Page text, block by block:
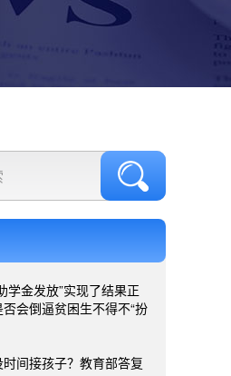
学金发放”实现了结果正
否会倒逼贫困生不得不“扮
间接孩子？教育部答复